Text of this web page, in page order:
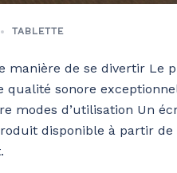
TABLETTE
manière de se divertir Le
qualité sonore
modes d’utilisation Un
disponible à partir